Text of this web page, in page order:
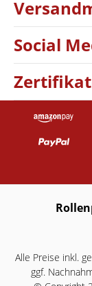
Social
Alle Preise inkl.
ggf.